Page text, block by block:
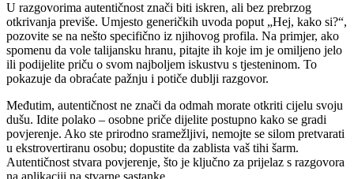
U razgovorima autentičnost znači biti iskren, ali bez prebrzog
otkrivanja previše. Umjesto generičkih uvoda poput „Hej, kako si?“,
pozovite se na nešto specifično iz njihovog profila. Na primjer, ako
spomenu da vole talijansku hranu, pitajte ih koje im je omiljeno jelo
ili podijelite priču o svom najboljem iskustvu s tjesteninom. To
pokazuje da obraćate pažnju i potiče dublji razgovor.
Međutim, autentičnost ne znači da odmah morate otkriti cijelu svoju
dušu. Idite polako – osobne priče dijelite postupno kako se gradi
povjerenje. Ako ste prirodno sramežljivi, nemojte se silom pretvarati
u ekstrovertiranu osobu; dopustite da zablista vaš tihi šarm.
Autentičnost stvara povjerenje, što je ključno za prijelaz s razgovora